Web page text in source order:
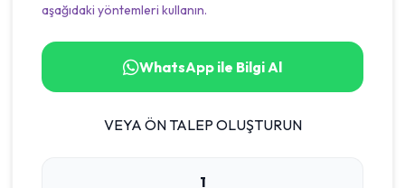
aşağıdaki yöntemleri kullanın.
WhatsApp ile Bilgi Al
VEYA ÖN TALEP OLUŞTURUN